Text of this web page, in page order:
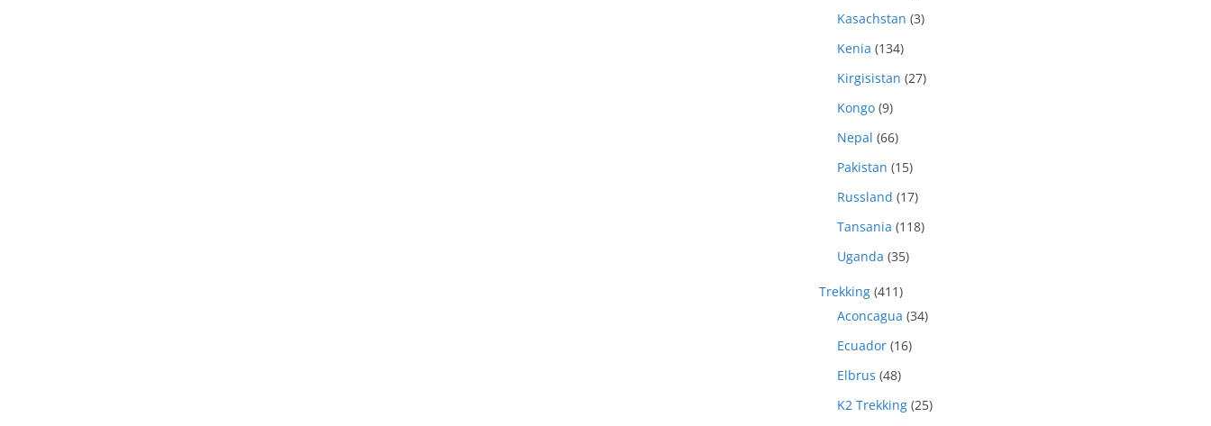
Kasachstan (3)
Kenia (134)
Kirgisistan (27)
Kongo (9)
Nepal (66)
Pakistan (15)
Russland (17)
Tansania (118)
Uganda (35)
Trekking (411)
Aconcagua (34)
Ecuador (16)
Elbrus (48)
K2 Trekking (25)